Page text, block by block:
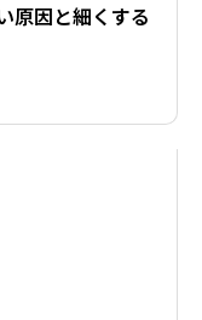
原因と細くする